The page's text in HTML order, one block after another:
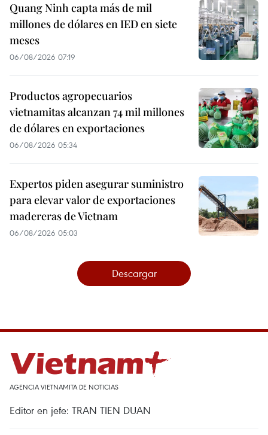
Quang Ninh capta más de mil
millones de dólares en IED en siete
meses
06/08/2026 07:19
Productos agropecuarios
vietnamitas alcanzan 74 mil millones
de dólares en exportaciones
06/08/2026 05:34
Expertos piden asegurar suministro
para elevar valor de exportaciones
madereras de Vietnam
06/08/2026 05:03
Descargar
AGENCIA VIETNAMITA DE NOTICIAS
Editor en jefe: TRAN TIEN DUAN